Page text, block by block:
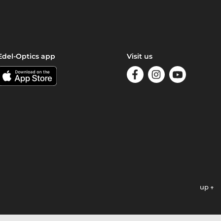
Optics app Visit us
up